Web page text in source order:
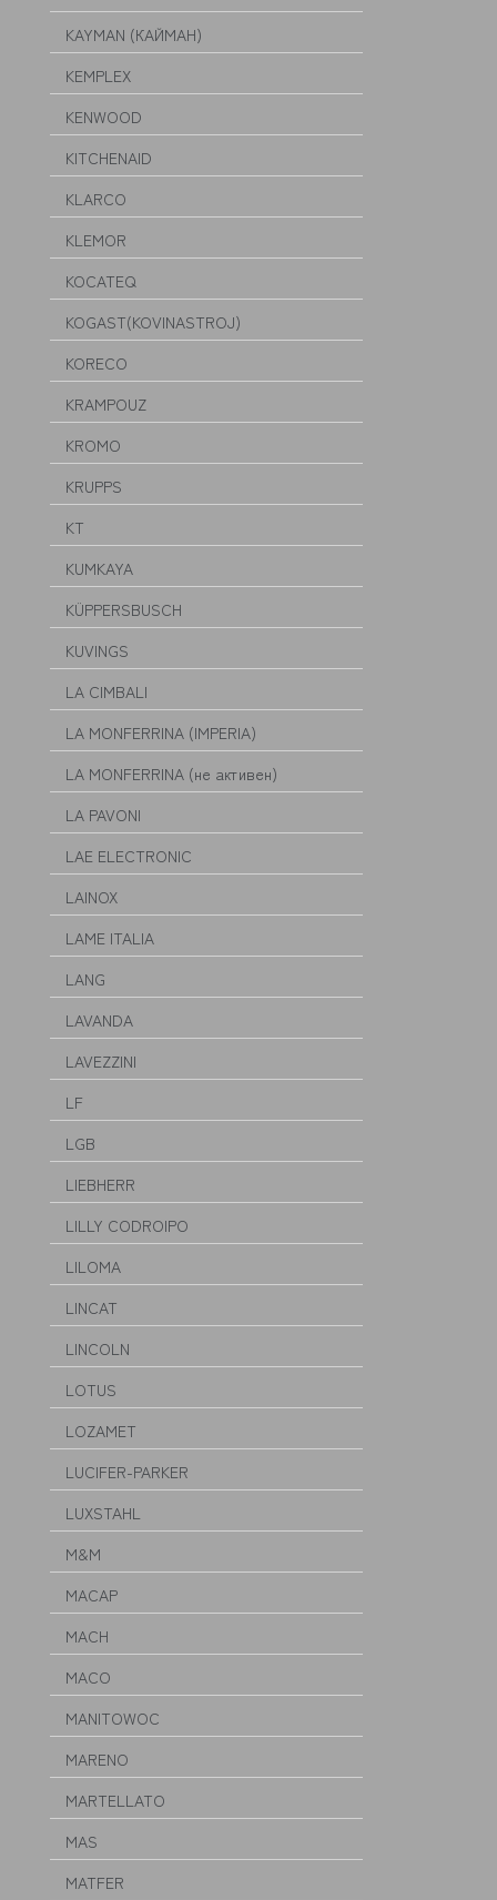
KAYMAN (КАЙМАН)
KEMPLEX
KENWOOD
KITCHENAID
KLARCO
KLEMOR
KOCATEQ
KOGAST(KOVINASTROJ)
KORECO
KRAMPOUZ
KROMO
KRUPPS
KT
KUMKAYA
KÜPPERSBUSCH
KUVINGS
LA CIMBALI
LA MONFERRINA (IMPERIA)
LA MONFERRINA (не активен)
LA PAVONI
LAE ELECTRONIC
LAINOX
LAME ITALIA
LANG
LAVANDA
LAVEZZINI
LF
LGB
LIEBHERR
LILLY CODROIPO
LILOMA
LINCAT
LINCOLN
LOTUS
LOZAMET
LUCIFER-PARKER
LUXSTAHL
M&M
MACAP
MACH
MACO
MANITOWOC
MARENO
MARTELLATO
MAS
MATFER